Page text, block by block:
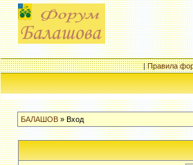
|Правила
БАЛАШОВ» Вход